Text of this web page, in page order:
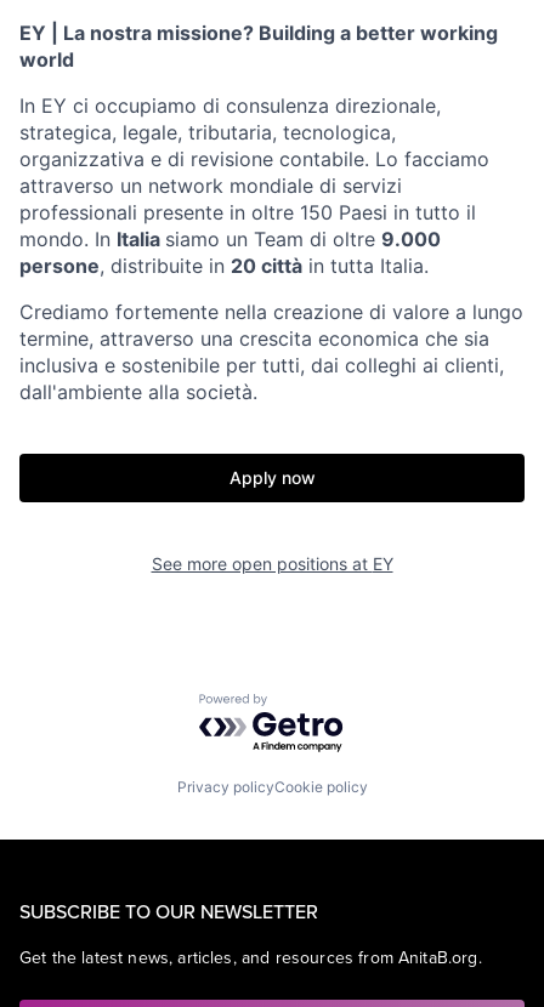
EY | La nostra missione? Building a better working
world
In EY ci occupiamo di consulenza direzionale,
strategica, legale, tributaria, tecnologica,
organizzativa e di revisione contabile. Lo facciamo
attraverso un network mondiale di servizi
professionali presente in oltre 150 Paesi in tutto il
mondo. In Italia siamo un Team di oltre 9.000
persone, distribuite in 20 città in tutta Italia.
Crediamo fortemente nella creazione di valore a lungo
termine, attraverso una crescita economica che sia
inclusiva e sostenibile per tutti, dai colleghi ai clienti,
dall'ambiente alla società.
Apply now
See more open positions at EY
Powered by Getro.com
Privacy policyCookie policy
SUBSCRIBE TO OUR NEWSLETTER
Get the latest news, articles, and resources from AnitaB.org.